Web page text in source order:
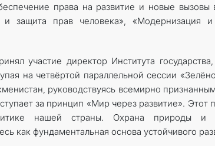
права на развитие и новые вызовы
и защита прав человека», «Модернизация
участие директор Института
на четвёртой параллельной сессии
руководствуясь всемирно
за принцип «Мир через развитие».
нашей страны. Охрана природы и
как фундаментальная основа устойчивого